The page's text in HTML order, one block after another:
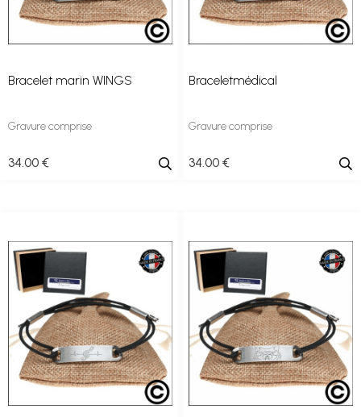
Bracelet marin WINGS
Gravure comprise
34.00 €
Braceletmédical
Gravure comprise
34.00 €